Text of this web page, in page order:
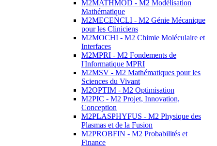
M2MATHMOD - M2 Modélisation
Mathématique
M2MECENCLI - M2 Génie Mécanique
pour les Cliniciens
M2MOCHI - M2 Chimie Moléculaire et
Interfaces
M2MPRI - M2 Fondements de
l'Informatique MPRI
M2MSV - M2 Mathématiques pour les
Sciences du Vivant
M2OPTIM - M2 Optimisation
M2PIC - M2 Projet, Innovation,
Conception
M2PLASPHYFUS - M2 Physique des
Plasmas et de la Fusion
M2PROBFIN - M2 Probabilités et
Finance